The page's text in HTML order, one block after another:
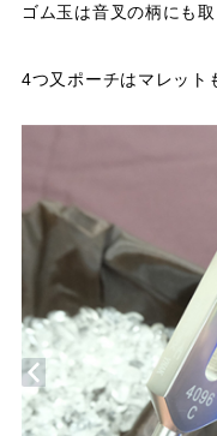
ゴム玉は音叉の柄にも取
4つ又ポーチはマレット